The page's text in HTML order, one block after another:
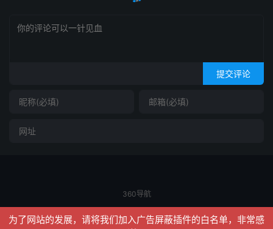
提交评论
360导航
© 2026信聚合 网站地图
为了网站的发展，请将我们加入广告屏蔽插件的白名单，非常感